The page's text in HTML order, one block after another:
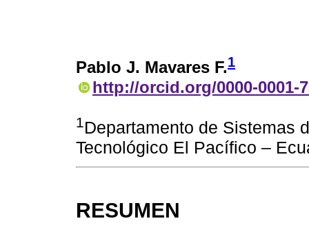
Pablo J. Mavares F.1
http://orcid.org/0000-0001-
1 Departamento de Sistemas
Tecnológico El Pacífico –
RESUMEN